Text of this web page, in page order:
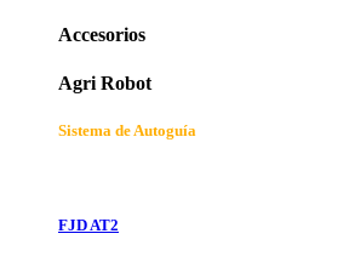
Accesorios
Agri Robot
Sistema de Autoguía
FJD AT2